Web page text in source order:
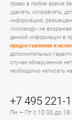
право в любое время
удалять, исправлять,
информацию,
«Миландр» не
данной информации в
предоставления и
дополнительных
случае обнаружения
необходимо написать на
+7 495 221-
Пн — Пт с 10:00 до